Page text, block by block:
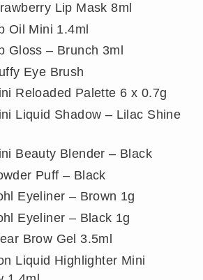
Lip Mask 8ml
Oil Mini 1.4ml
Gloss – Brunch 3ml
Eye Brush
Reloaded Palette 6 x 0.7g
Liquid Shadow – Lilac Shine
Beauty Blender – Black
Puff – Black
Eyeliner – Brown 1g
Eyeliner – Black 1g
Brow Gel 3.5ml
Liquid Highlighter Mini